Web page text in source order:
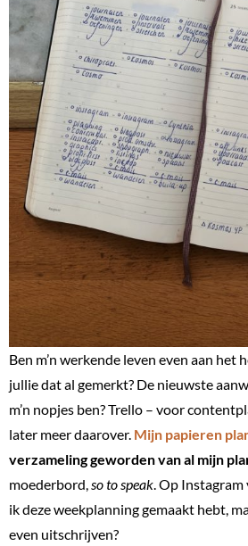
Ben m’n werkende leven even aan het
jullie dat al gemerkt? De nieuwste
m’n nopjes ben? Trello – voor
later meer daarover. Mijn papieren
verzameling geworden van al mijn
moederbord, so to speak . Op
ik deze weekplanning gemaakt hebt,
even uitschrijven?